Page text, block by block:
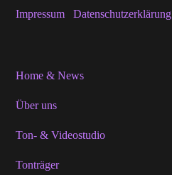
Impressum Datenschutzerklärung
Home & News
Über uns
Ton- & Videostudio
Tonträger